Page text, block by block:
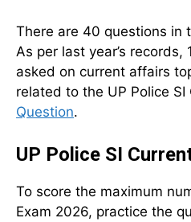
There are 40 questions in
As per last year’s records,
asked on current affairs
related to the UP Police
Question.
UP Police SI
To score the maximum
Exam 2026, practice the